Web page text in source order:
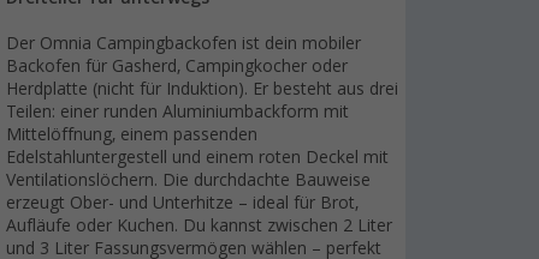
Der Omnia Campingbackofen ist dein mobiler
Backofen für Gasherd, Campingkocher oder
Herdplatte (nicht für Induktion). Er besteht aus drei
Teilen: einer runden Aluminiumbackform mit
Mittelöffnung, einem passenden
Edelstahluntergestell und einem roten Deckel mit
Ventilationslöchern. Die durchdachte Bauweise
erzeugt Ober- und Unterhitze – ideal für Brot,
Aufläufe oder Kuchen. Du kannst zwischen 2 Liter
und 3 Liter Fassungsvermögen wählen – perfekt